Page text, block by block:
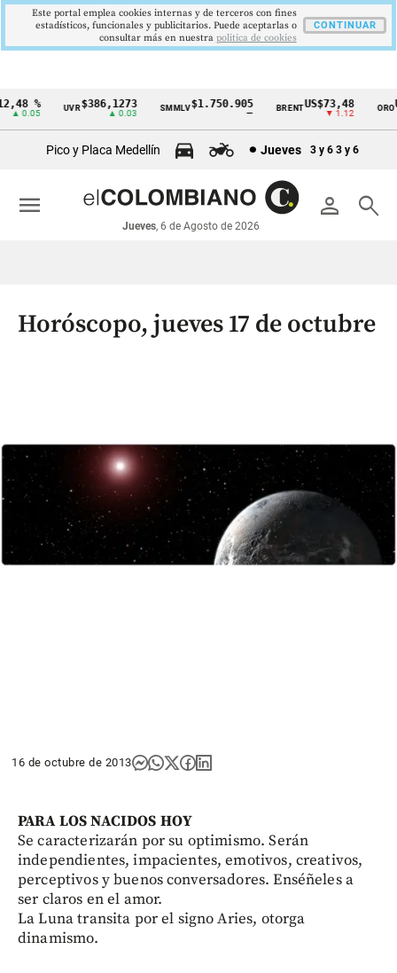
Cintillo
económicos
Colombia
%
0.05
UVR$386,1273
▲ 0.03
SMMLV$1.750.905 BRENTUS$73,48
▼ 1.12
ORO
Pico y Placa Medellín Jueves 3 y 6 3 y 6
person search
Jueves, 6 de Agosto de 2026
menu
Horóscopo, jueves 17 de octubre
16 de octubre de 2013
PARA LOS NACIDOS HOY
Se caracterizarán por su optimismo. Serán
independientes, impacientes, emotivos, creativos,
perceptivos y buenos conversadores. Enséñeles a
ser claros en el amor.
La Luna transita por el signo Aries, otorga
dinamismo.
Este portal emplea cookies internas y de terceros con fines
estadísticos, funcionales y publicitarios. Puede aceptarlas o
consultar más en nuestra politica de cookies
CONTINUAR